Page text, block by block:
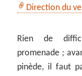
Direction du
Rien de
promenade ;
pinède, il faut